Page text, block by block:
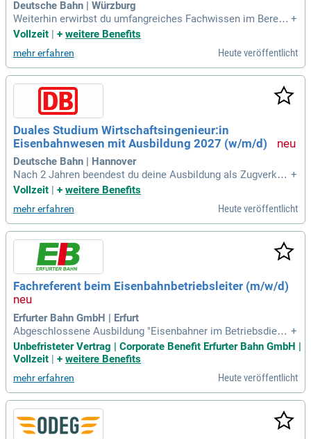
Deutsche Bahn | Würzburg
Weiterhin erwirbst du umfangreiches Fachwissen im Bereic
h Eisenbahnwesen, insbesondere in Infrastrukturplanung un
In der Praxis erhältst du Einblicke in die Zugverkehrssteueru
ng, Fahrplanung
+
Vollzeit | + weitere Benefits
mehr erfahren Heute veröffentlicht
Duales Studium Wirtschaftsingenieur:in
Eisenbahnwesen mit Ausbildung 2027 (w/m/d)
Deutsche Bahn | Hannover
Nach 2 Jahren beendest du deine Ausbildung als Zugverkeh
rssteuerer im elektronischen Stellwerk und sammelst in ein
ng in Hannover; Im weiteren Studium vertiefst du dein Wisse
n an der FH Erfurt in Eisenbahnwesen
+
Vollzeit
+ weitere Benefits
mehr erfahren Heute veröffentlicht
Fachreferent beim Eisenbahnbetriebsleiter (m/w/d)
Erfurter Bahn GmbH | Erfurt
Abgeschlossene Ausbildung "Eisenbahner im Betriebsdiens
t"; Fahrberechtigung als Triebfahrzeugführer gemäß TfV und
mindestens dreijähriger Einsatz als Triebfahrzeugführer; sic
en des Eisenbahnwesens
+
Unbefristeter Vertrag | Corporate Benefit Erfurter Bahn GmbH |
Vollzeit | + weitere Benefits
mehr erfahren Heute veröffentlicht